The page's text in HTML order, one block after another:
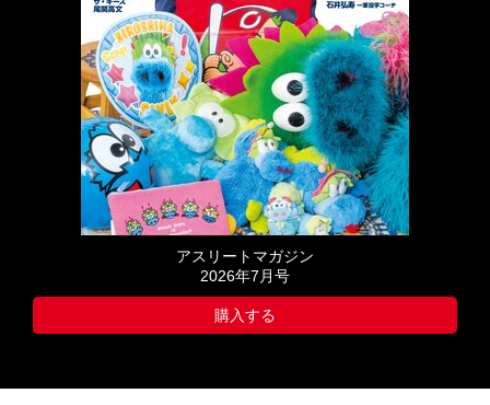
アスリートマガジン
2026年7月号
購入する